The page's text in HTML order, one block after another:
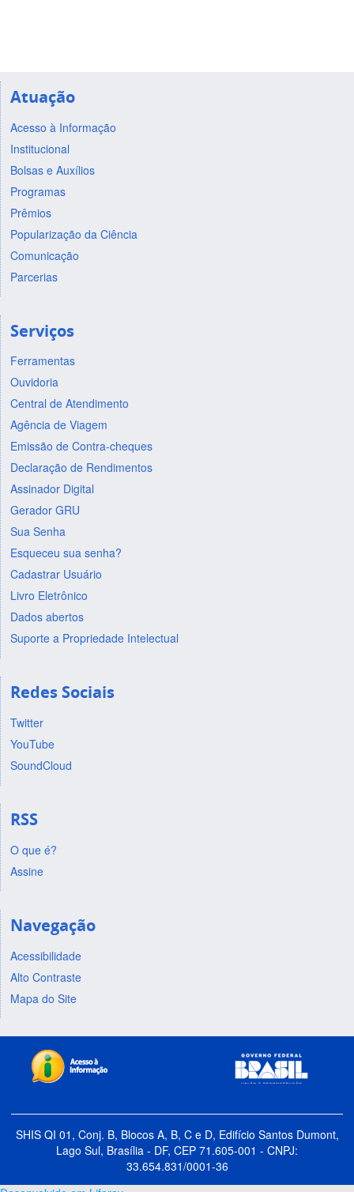
Atuação
Acesso à Informação
Institucional
Bolsas e Auxílios
Programas
Prêmios
Popularização da Ciência
Comunicação
Parcerias
Serviços
Ferramentas
Ouvidoria
Central de Atendimento
Agência de Viagem
Emissão de Contra-cheques
Declaração de Rendimentos
Assinador Digital
Gerador GRU
Sua Senha
Esqueceu sua senha?
Cadastrar Usuário
Livro Eletrônico
Dados abertos
Suporte a Propriedade Intelectual
Redes Sociais
Twitter
YouTube
SoundCloud
RSS
O que é?
Assine
Navegação
Acessibilidade
Alto Contraste
Mapa do Site
SHIS QI 01, Conj. B, Blocos A, B, C e D, Edifício Santos Dumont,
Lago Sul, Brasília - DF, CEP 71.605-001 - CNPJ:
33.654.831/0001-36